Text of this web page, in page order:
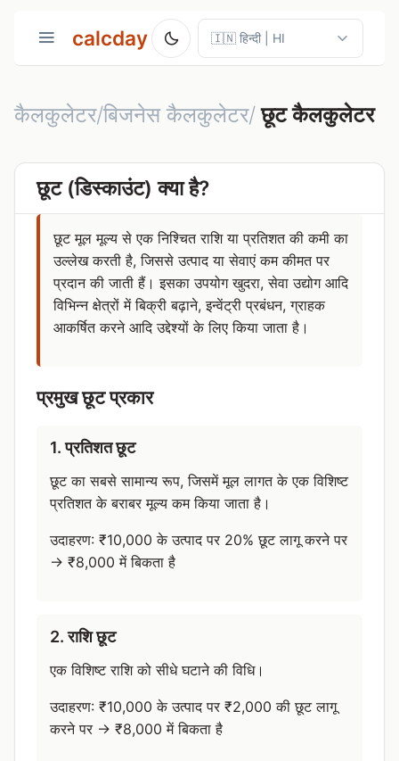
calcday
कैलकुलेटर/बिजनेस कैलकुलेटर/छूट कैलकुलेटर
छूट (डिस्काउंट) क्या है?
छूट मूल मूल्य से एक निश्चित राशि या प्रतिशत की कमी का
उल्लेख करती है, जिससे उत्पाद या सेवाएं कम कीमत पर
प्रदान की जाती हैं। इसका उपयोग खुदरा, सेवा उद्योग आदि
विभिन्न क्षेत्रों में बिक्री बढ़ाने, इन्वेंट्री प्रबंधन, ग्राहक
आकर्षित करने आदि उद्देश्यों के लिए किया जाता है।
प्रमुख छूट प्रकार
1. प्रतिशत छूट
छूट का सबसे सामान्य रूप, जिसमें मूल लागत के एक विशिष्ट
प्रतिशत के बराबर मूल्य कम किया जाता है।
उदाहरण: ₹10,000 के उत्पाद पर 20% छूट लागू करने पर
→ ₹8,000 में बिकता है
2. राशि छूट
एक विशिष्ट राशि को सीधे घटाने की विधि।
उदाहरण: ₹10,000 के उत्पाद पर ₹2,000 की छूट लागू
करने पर → ₹8,000 में बिकता है